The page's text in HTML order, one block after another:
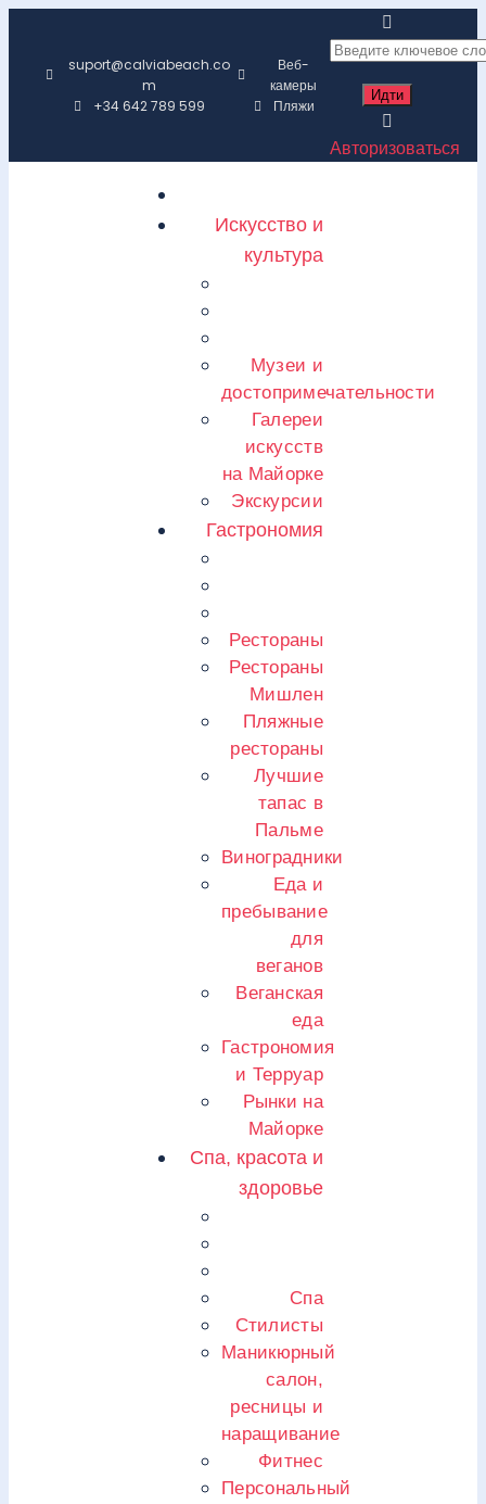
suport@calviabeach.co
m
+34 642 789 599
Веб-
камеры
Пляжи
Авторизоваться
Искусство и
культура
Музеи и
достопримечательности
Галереи
искусств
на Майорке
Экскурсии
Гастрономия
Рестораны
Рестораны
Мишлен
Пляжные
рестораны
Лучшие
тапас в
Пальме
Виноградники
Еда и
пребывание
для
веганов
Веганская
еда
Гастрономия
и Терруар
Рынки на
Майорке
Спа, красота и
здоровье
Спа
Стилисты
Маникюрный
салон,
ресницы и
наращивание
Фитнес
Персональный